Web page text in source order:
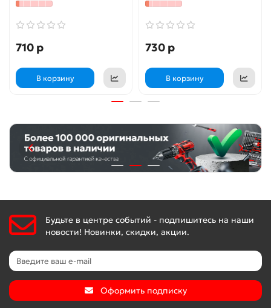
710 р
В корзину
730 р
В корзину
Будьте в центре событий - подпишитесь на наши
новости! Новинки, скидки, акции.
Оформить подписку